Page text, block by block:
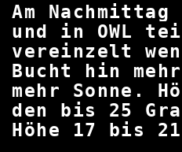
Am
und in OWL
vereinzelt
Bucht hin
mehr Sonne.
den bis 25
Höhe 17 bis